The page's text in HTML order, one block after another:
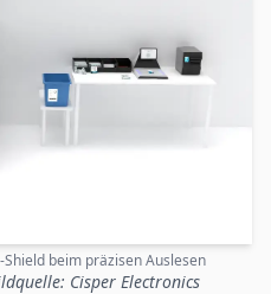
beim präzisen Auslesen
Cisper Electronics